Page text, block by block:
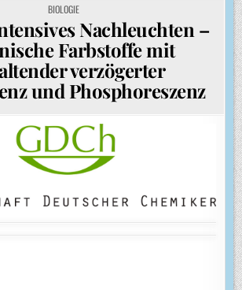
POSTED
IN
BIOLOGIE
Nachleuchten –
Farbstoffe mit
verzögerter
und Phosphoreszenz